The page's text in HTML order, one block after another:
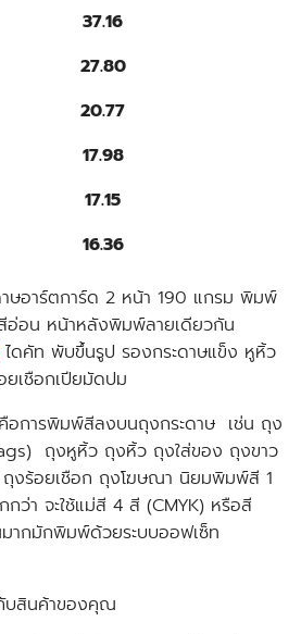
37.16
27.80
20.77
17.98
17.15
16.36
าษอาร์ตการ์ด 2 หน้า 190 แกรม พิมพ์
อน หน้าหลังพิมพ์ลายเดียวกัน
ดคัท พับขึ้นรูป รองกระดาษแข็ง หูหิ้ว
ยเชือกเปียมัดปม
อการพิมพ์สีลงบนถุงกระดาษ เช่น ถุง
ถุงหูหิ้ว ถุงหิ้ว ถุงใส่ของ ถุงขาว
งร้อยเชือก ถุงโฆษณา นิยมพิมพ์สี 1
ว่า จะใช้แม่สี 4 สี (CMYK) หรือสี
ากมักพิมพ์ด้วยระบบออฟเซ็ท
บสินค้าของคุณ